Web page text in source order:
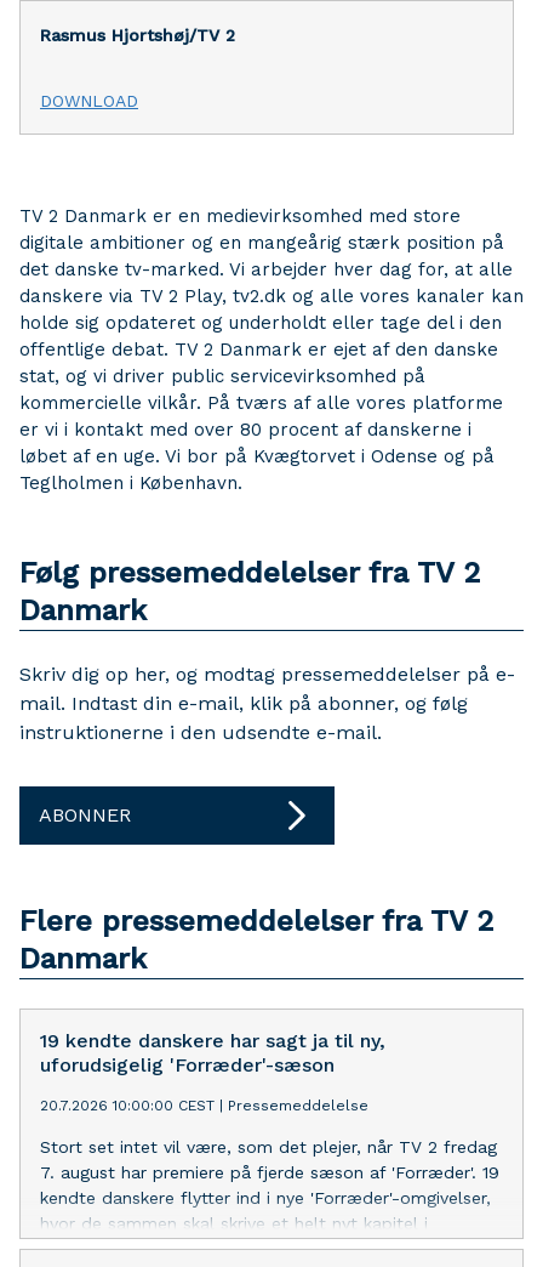
Rasmus Hjortshøj/TV 2
DOWNLOAD
TV 2 Danmark er en medievirksomhed med store
digitale ambitioner og en mangeårig stærk position på
det danske tv-marked. Vi arbejder hver dag for, at alle
danskere via TV 2 Play, tv2.dk og alle vores kanaler kan
holde sig opdateret og underholdt eller tage del i den
offentlige debat. TV 2 Danmark er ejet af den danske
stat, og vi driver public servicevirksomhed på
kommercielle vilkår. På tværs af alle vores platforme
er vi i kontakt med over 80 procent af danskerne i
løbet af en uge. Vi bor på Kvægtorvet i Odense og på
Teglholmen i København.
Følg pressemeddelelser fra TV 2
Danmark
Skriv dig op her, og modtag pressemeddelelser på e-
mail. Indtast din e-mail, klik på abonner, og følg
instruktionerne i den udsendte e-mail.
ABONNER
Flere pressemeddelelser fra TV 2
Danmark
19 kendte danskere har sagt ja til ny,
uforudsigelig 'Forræder'-sæson
20.7.2026 10:00:00 CEST | Pressemeddelelse
Stort set intet vil være, som det plejer, når TV 2 fredag
7. august har premiere på fjerde sæson af 'Forræder'. 19
kendte danskere flytter ind i nye 'Forræder'-omgivelser,
hvor de sammen skal skrive et helt nyt kapitel i
mysterieføljetonen.